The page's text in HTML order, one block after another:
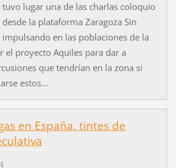
lugar una de las charlas coloquio
la plataforma Zaragoza Sin
impulsando en las poblaciones de la
el proyecto Aquiles para dar a
que tendrían en la zona si
estos...
en España, tintes de